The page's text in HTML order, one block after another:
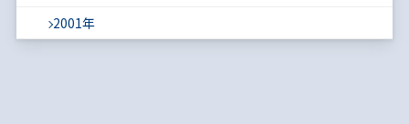
2001年